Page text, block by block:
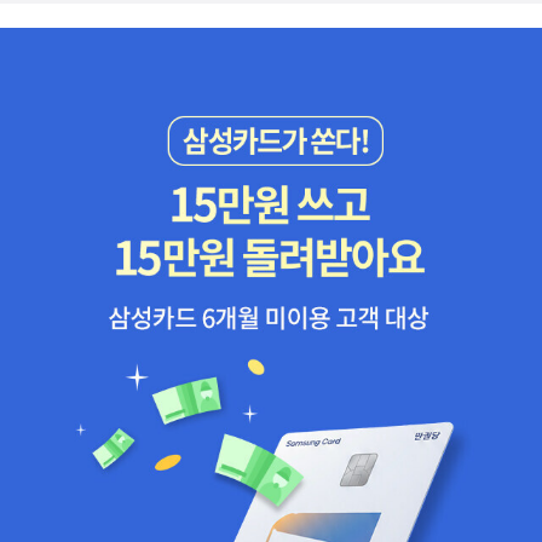
은 이방인이 아니라 이야기했다.[CH41]루페는 부모님이 불법적인
일을 했기 때문에 우리는 폭탄이나 마약처럼 불법자로 취급받는다고
너무 심하다 넋두리를 한다. 미아의 부모님과 미아는 그렇지 않다고
그녀를 추켜세웠다. 루페의 역할들이 다양하다며 기죽지 말라고 이야
기했다. 저녁 식사 후 미아와 루페는 조용히 빠져 나와 마스터 키를 가
Mrs. Welch에게 계속해서 작문 지도 수업을 받았다. 그녀는 마지막
에 쓴 에세이의 이 표현(“My parents may be on side streets n
ow, but one day, they’ll be on the main road.”)이 좋았다고 미
아에게 말했다. C는 받겠구나 생각했던 미아는 A-라는 점수를 받았
다. 깐깐한 선생님에게서 A-라니 다른 선생님으로 생각하면 A++과
마찬가지라고 생각하면 되었다. 루페도 미아에게 축하 인사를 전했
다. 토요일 오후에는 모텔 접수대에 의회, 미국 상원, 시장 등에게 보
수업 뿐 아니라 집에 가서 모텔 매니저로 일을 돕고 부모님 일도 돌보
다. 미아는 자신이 한 일을 부끄러워하지 않고 자랑스러워했고 용기
를 냈다. Mrs. Welch는 미아를 따로 불러 아이들이 불쾌해할 말은
가급적 안하는게 좋겠다고 이야기했다. 미아는 선생님께서 계속 이민
자 이야기를 꺼내지 않느냐고 지적했다. 이 때 미아는 Mrs. Welch의
책상에서 학위증을 언뜻 발견했다. 그녀는 당황해하며 말했다. “나는
박사학위를 가지고 있어요. 그런데 교수진 선발이 있을 때마다 남자
들이 계속 나갔지요. 인생이 그렇게 원하는 대로 되는 건 아니에
요.” PhD: 박사 학위faculty selection: 교수진 선발[CH29]학교
는 대규모 요리의 날을 맞아 다채롭게 꾸며졌다. 가족들이 참석하고
맛있는 음식들이 준비되었다. 제이슨은 삼겹살을 구워 맛보라 했는데
먹어본 삼겹살 중 최고로 맛났다. 야오씨가 나타나서는 미아의 아빠,
엄마가 모두 여기 와 있으면 모텔은 어쩌냐고 물었다. 엄마가 준비해
한 존재론적 위상을 부여함으로써, 달리 말해 사물들을 존재론적 위
계(ontological hierarchy)에 따라 분류함으로써 진품을 가려내려
는 열망에 의해 지배되었다. 그의 사유 전체는 모방(‘미메시스‘) 개념
에 의해 추동되고 있으며, 모든 구별, 평가의 기준으로서 제시된 것이
바로 이데아 개념이었다고 할 수 있다. 다시 말해, 이데아를 얼마나 잘
기준이었다고 할 수 있다.플라톤이 보기에 사람들이 사물들의 실재,
진상(眞相)을 인식하지 못하는 것은 기본적으로 그들이 감각에 사로
잡혀 있기 때문이다. - P341아리스토텔레스의 형상은 질료 및 시간
과 떼어서는 의미를 상실하는, 플라톤의 형상과 성격을 달리하는 실
체이다. 그러나 현실태로서의 형상이 잠재태로서의 질료를 이끌어가
는 목적론적 구도는 그가 결국 플라톤을 잇고 있다는 점을 다시한 번
분명히 드러내고 있다.아리스토텔레스가 그리고 있는 세계는 형상과